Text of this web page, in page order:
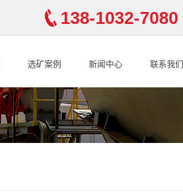
138-1032-7080
选矿案例 新闻中心 联系我们